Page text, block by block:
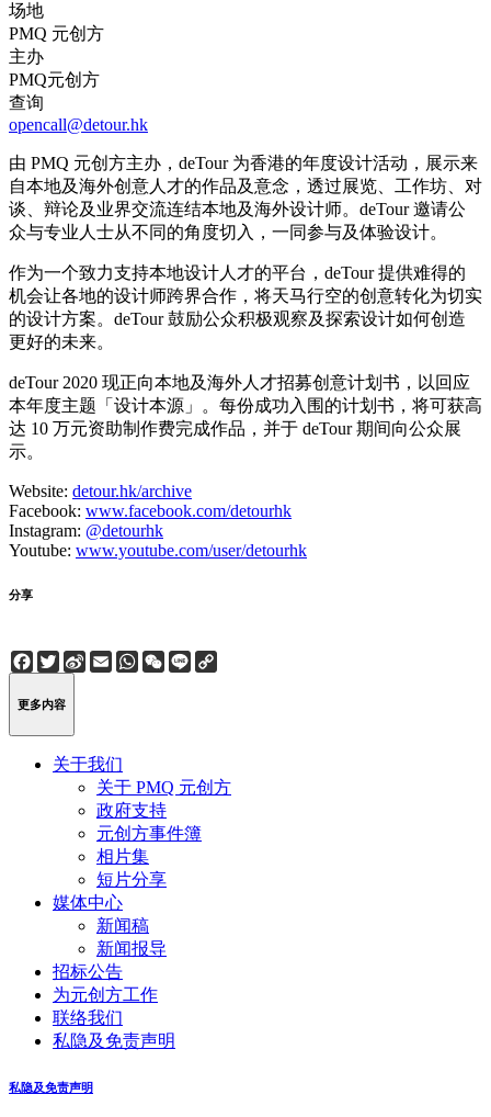
场地
PMQ 元创方
主办
PMQ元创方
查询
opencall@detour.hk
由 PMQ 元创方主办，deTour 为香港的年度设计活动，展示来
自本地及海外创意人才的作品及意念，透过展览、工作坊、对
谈、辩论及业界交流连结本地及海外设计师。deTour 邀请公
众与专业人士从不同的角度切入，一同参与及体验设计。
作为一个致力支持本地设计人才的平台，deTour 提供难得的
机会让各地的设计师跨界合作，将天马行空的创意转化为切实
的设计方案。deTour 鼓励公众积极观察及探索设计如何创造
更好的未来。
deTour 2020 现正向本地及海外人才招募创意计划书，以回应
本年度主题「设计本源」。每份成功入围的计划书，将可获高
达 10 万元资助制作费完成作品，并于 deTour 期间向公众展
示。
Website: detour.hk/archive
Facebook: www.facebook.com/detourhk
Instagram: @detourhk
Youtube: www.youtube.com/user/detourhk
分享
Facebook
Twitter
Sina
Weibo
EmailWhatsApp
WeChat
Line
更多内容
关于我们
关于 PMQ 元创方
政府支持
元创方事件簿
相片集
短片分享
媒体中心
新闻稿
新闻报导
招标公告
为元创方工作
联络我们
私隐及免责声明
私隐及免责声明